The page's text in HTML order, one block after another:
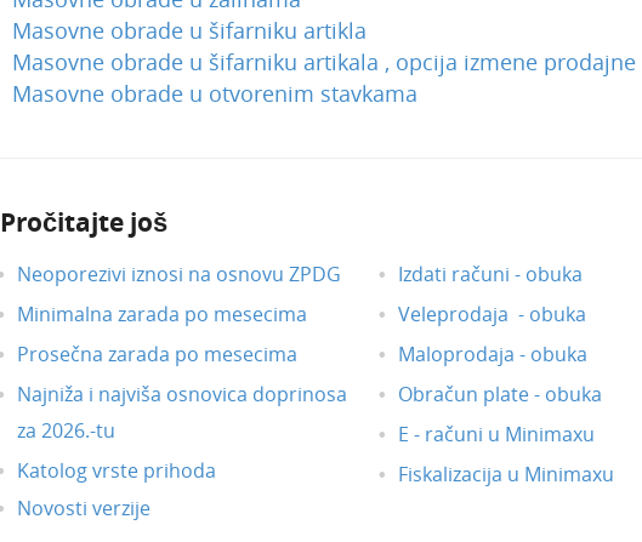
Masovne obrade u šifarniku artikla
Masovne obrade u šifarniku artikala , opcija izmene prodajne
Masovne obrade u otvorenim stavkama
Pročitajte još
Neoporezivi iznosi na osnovu ZPDG
Minimalna zarada po mesecima
Prosečna zarada po mesecima
Najniža i najviša osnovica doprinosa
za 2026.-tu
Katolog vrste prihoda
Novosti verzije
Izdati računi - obuka
Veleprodaja - obuka
Maloprodaja - obuka
Obračun plate - obuka
E - računi u Minimaxu
Fiskalizacija u Minimaxu